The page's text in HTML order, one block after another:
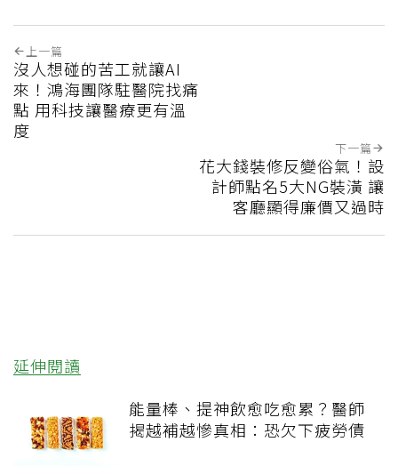
上一篇
沒人想碰的苦工就讓AI
來！鴻海團隊駐醫院找痛
點 用科技讓醫療更有溫
度
下一篇
花大錢裝修反變俗氣！設
計師點名5大NG裝潢 讓
客廳顯得廉價又過時
延伸閱讀
能量棒、提神飲愈吃愈累？醫師
揭越補越慘真相：恐欠下疲勞債